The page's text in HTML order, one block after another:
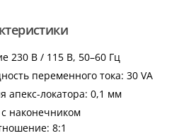
230 В / 115 В, 50–60 Гц
переменного тока: 30 VA
апекс-локатора: 0,1 мм
наконечником
8:1